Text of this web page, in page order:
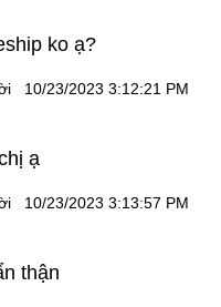
ko ạ?
10/23/2023 3:12:21 PM
ạ
10/23/2023 3:13:57 PM
thận